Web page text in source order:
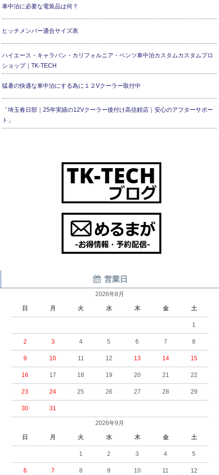
車中泊に必要な電装品は何？
ヒッチメンバー適合サイズ表
ハイエース・キャラバン・カリフォルニア・ベンツ車中泊カスタムカスタムプロ
ショップ｜TK-TECH
猛暑の快適な車中泊にする為に１２Vクーラー取付中
「埼玉春日部｜25年実績の12Vクーラー後付け高信頼店｜安心のアフターサポー
ト」
営業日
2026年8月
日 月 火 水 木 金 土
1
2 3 4 5 6 7 8
9 10 11 12 13 14 15
16 17 18 19 20 21 22
23 24 25 26 27 28 29
30 31
2026年9月
日 月 火 水 木 金 土
1 2 3 4 5
6 7 8 9 10 11 12